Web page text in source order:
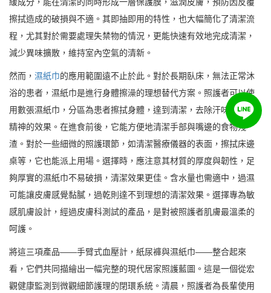
緩成分，能在清潔的同時形成一層保護膜，滋潤皮膚，預防因反覆
擦拭造成的破損與不適。其即抽即用的特性，也大幅簡化了清潔流
程，尤其對於需要處理失禁物的情況，更能快速有效地完成清潔，
減少異味擴散，維持室內空氣的清新。
然而， 濕紙巾的應用範圍遠不止於此。對於長期臥床，無法正常沐
浴的患者，濕紙巾是進行身體擦澡的理想替代方案。照護者可以使
用數張濕紙巾，分區為患者擦拭身體，達到清潔，去除汗味與提振
精神的效果。在進食前後，它能方便地清潔手部與嘴邊的食物殘
渣。對於一些細微的照護環節，如清潔醫療儀器的表面，擦拭床邊
桌等，它也能派上用場。選擇時，應注意其材質的厚度與韌性，足
夠厚實的濕紙巾不易破損，清潔效果更佳。含水量也需適中，過濕
可能讓皮膚感覺黏膩，過乾則達不到理想的清潔效果。選擇專為敏
感肌膚設計，經過皮膚科測試的產品，是對被照護者肌膚最溫柔的
呵護。
將這三項產品——手臂式血壓計，紙尿褲與濕紙巾——整合起來
看，它們共同描繪出一幅完整的現代居家照護藍圖。這是一個從宏
觀健康監測到微觀細節護理的閉環系統。清晨，照護者為長輩使用